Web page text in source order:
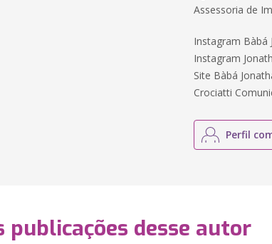
Assessoria de
Instagram Bàbá
Instagram
Site Bàbá
Crociatti
Perfil
publicações desse autor